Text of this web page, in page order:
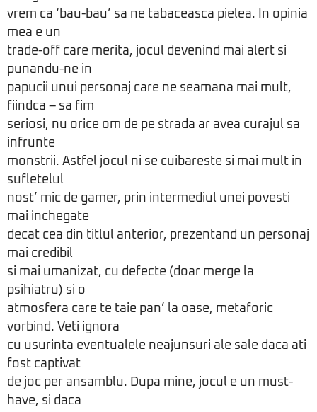
vrem ca ‘bau-bau’ sa ne tabaceasca pielea. In opinia
mea e un
trade-off care merita, jocul devenind mai alert si
punandu-ne in
papucii unui personaj care ne seamana mai mult,
fiindca – sa fim
seriosi, nu orice om de pe strada ar avea curajul sa
infrunte
monstrii. Astfel jocul ni se cuibareste si mai mult in
sufletelul
nost’ mic de gamer, prin intermediul unei povesti
mai inchegate
decat cea din titlul anterior, prezentand un personaj
mai credibil
si mai umanizat, cu defecte (doar merge la
psihiatru) si o
atmosfera care te taie pan’ la oase, metaforic
vorbind. Veti ignora
cu usurinta eventualele neajunsuri ale sale daca ati
fost captivat
de joc per ansamblu. Dupa mine, jocul e un must-
have, si daca